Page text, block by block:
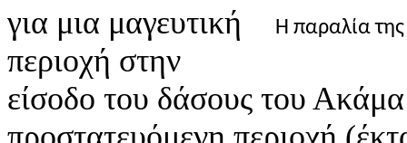
Η παραλία
για μια μαγευτική
περιοχή στην
είσοδο του δάσους του